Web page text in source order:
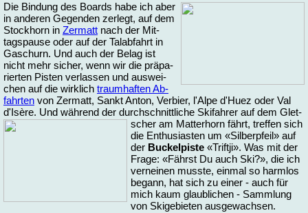
Die Bin­dung des Boards ha­be ich aber
in an­de­ren Ge­gen­den zer­legt, auf dem
Stock­horn in Zer­matt nach der Mit­
tags­pau­se oder auf der Tal­ab­fahrt in
Ga­schurn. Und auch der Be­lag ist
nicht mehr si­cher, wenn wir die prä­pa­
rier­ten Pis­ten ver­las­sen und aus­wei­
chen auf die wirk­lich traum­haf­ten Ab­
fahr­ten von Zer­matt, Sankt An­ton, Ver­bier, l'Al­pe d'Huez oder Val
d'Isè­re. Und wäh­rend der durch­schnitt­li­che Ski­fah­rer auf dem Glet­
scher am Mat­ter­horn fährt, tref­fen sich
die En­thu­sias­ten um «Sil­ber­pfeil» auf
der Bu­ckel­pis­te «Trift­ji». Was mit der
Fra­ge: «Fährst Du auch Ski?», die ich
ver­nei­nen muss­te, ein­mal so harm­los
be­gann, hat sich zu ei­ner - auch für
mich kaum glaub­li­chen - Samm­lung
von Ski­ge­bie­ten aus­ge­wach­sen.